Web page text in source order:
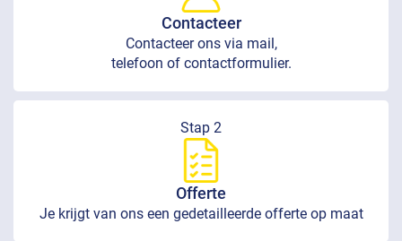
Contacteer
Contacteer ons via mail,
telefoon of contactformulier.
Stap 2
Offerte
Je krijgt van ons een gedetailleerde offerte op maat